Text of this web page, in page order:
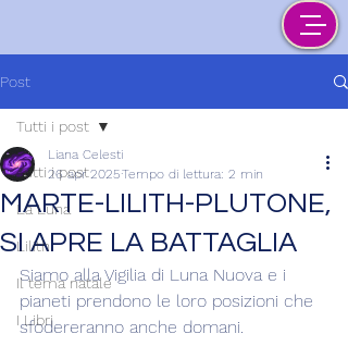
Post
Tutti i post
La Luna
Lilith
Il tema natale
I Libri
Tutti i post
MARTE-LILITH-PLUTONE,
SI APRE LA BATTAGLIA
Liana Celesti
26 apr 2025Tempo di lettura: 2 min
Siamo alla Vigilia di Luna Nuova e i
pianeti prendono le loro posizioni che
sfodereranno anche domani.